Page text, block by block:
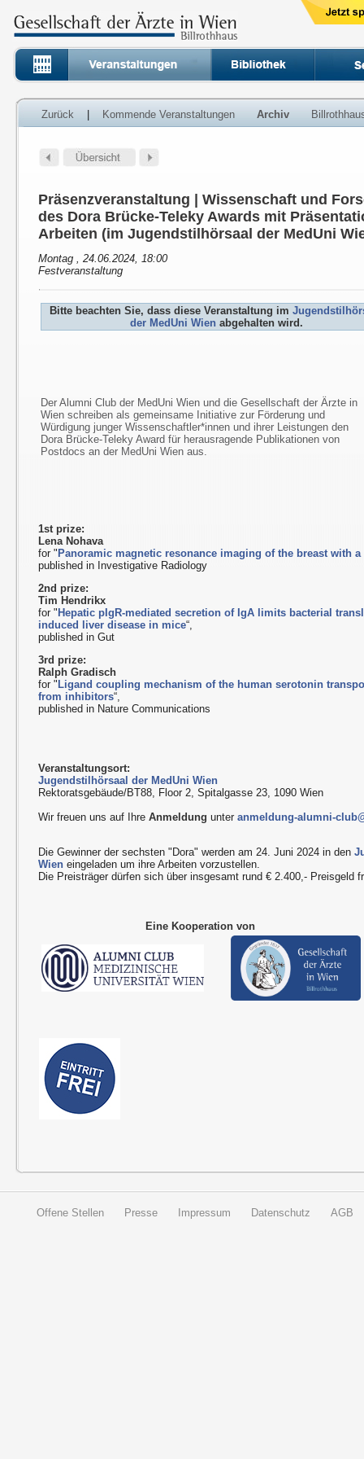
Zurück Kommende Veranstaltungen Archiv
Präsenzveranstaltung | Wissenschaft und
des Dora Brücke-Teleky Awards mit
Arbeiten (im Jugendstilhörsaal der MedUni
Montag , 24.06.2024, 18:00
Festveranstaltung
Bitte beachten Sie, dass diese Veranstaltung im
der MedUni Wien abgehalten wird.
Der Alumni Club der MedUni Wien und die Gesellschaft der Ärzte in
Wien schreiben als gemeinsame Initiative zur Förderung und
Würdigung junger Wissenschaftler*innen und ihrer Leistungen den
Dora Brücke-Teleky Award für herausragende Publikationen von
Postdocs an der MedUni Wien aus.
1st prize:
Lena Nohava
for " Panoramic magnetic resonance imaging of the breast with
published in Investigative Radiology
2nd prize:
Tim Hendrikx
for " Hepatic pIgR-mediated secretion of IgA limits bacterial
induced liver disease in mice“,
published in Gut
3rd prize:
Ralph Gradisch
for " Ligand coupling mechanism of the human serotonin
from inhibitors“,
published in Nature Communications
Veranstaltungsort:
Jugendstilhörsaal der MedUni Wien
Rektoratsgebäude/BT88, Floor 2, Spitalgasse 23, 1090 Wien
Wir freuen uns auf IhreAnmeldung unteranmeldung-alumni-
Die Gewinner der sechsten "Dora" werden am 24. Juni 2024 in den
Wien eingeladen um ihre Arbeiten vorzustellen.
Die Preisträger dürfen sich über insgesamt rund € 2.400,- Preisgeld
Eine Kooperation von
Offene Stellen Presse Impressum Datenschutz AGB